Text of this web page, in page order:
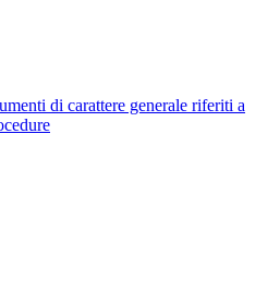
di carattere generale riferiti a